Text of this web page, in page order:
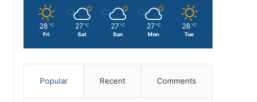
28 ℃
Fri
27 ℃
Sat
27 ℃
Sun
27 ℃
Mon
28 ℃
Tue
Popular Recent Comments